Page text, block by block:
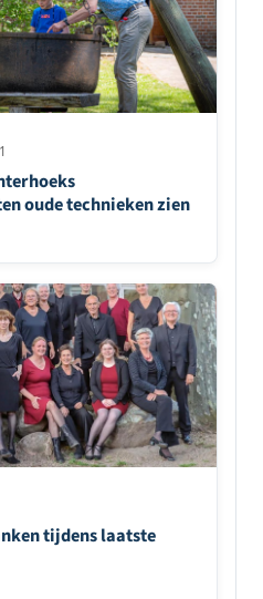
oude technieken zien
tijdens laatste